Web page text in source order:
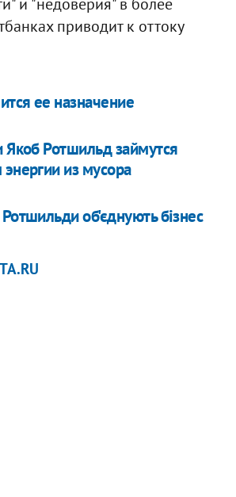
приводит к оттоку
ее назначение
Якоб Ротшильд займутся
из мусора
об'єднують бізнес